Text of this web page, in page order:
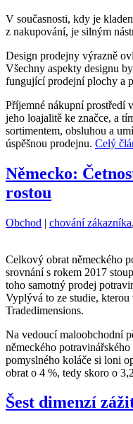
V současnosti, kdy je
z nakupování, je silným
Design prodejny výrazně
Všechny aspekty designu
fungující prodejní plochy a
Příjemné nákupní prostředí
jeho loajalitě ke značce, a
sortimentem, obsluhou a
úspěšnou prodejnu. Celý
Německo:
rostou
Kategorie:
Obchod | Štítky:
chování zákazníka,
Celkový obrat německého
srovnání s rokem 2017
toho samotný prodej
Vyplývá to ze studie,
Tradedimensions.
Na vedoucí maloobchodní
německého
pomyslného koláče si loni
obrat o 4 %, tedy skoro o
Šest dimenzí